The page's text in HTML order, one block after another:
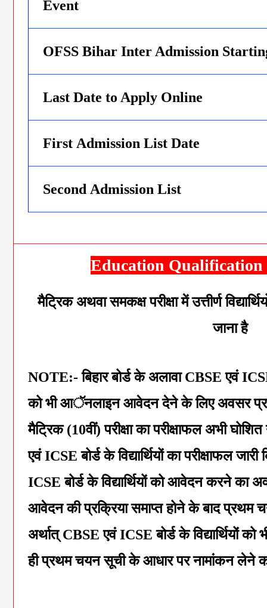
Event
OFSS Bihar Inter Admission
Last Date to Apply Online
First Admission List Date
Second Admission List
Education
मैट्रिक अथवा समकक्ष परीक्षा में उत्तीर्ण
जाना है
NOTE:- बिहार बोर्ड के अलावा CBSE एवं ICSE
को भी आॅनलाइन आवेदन देने के लिए अवसर
मैट्रिक (10वीं) परीक्षा का परीक्षाफल अभी
एवं ICSE बोर्ड के विद्यार्थियों का परीक्षाफल
ICSE बोर्ड के विद्यार्थियों को आवेदन करने का
आवेदन की प्रक्रिया समाप्त होने के बाद प्रथम
अर्थात् CBSE एवं ICSE बोर्ड के विद्यार्थियों को भी
ही प्रथम चयन सूची के आधार पर नामांकन लेने